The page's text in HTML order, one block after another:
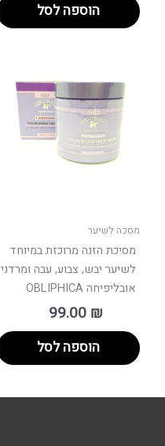
מסכה לשיער
מסיכת הזנה מרוכזת במיוחד
לשיער יבש, צבוע, עבה ומרדני
אובליפיחה OBLIPHICA
99.00 ₪
הוספה לסל
הוספה לסל